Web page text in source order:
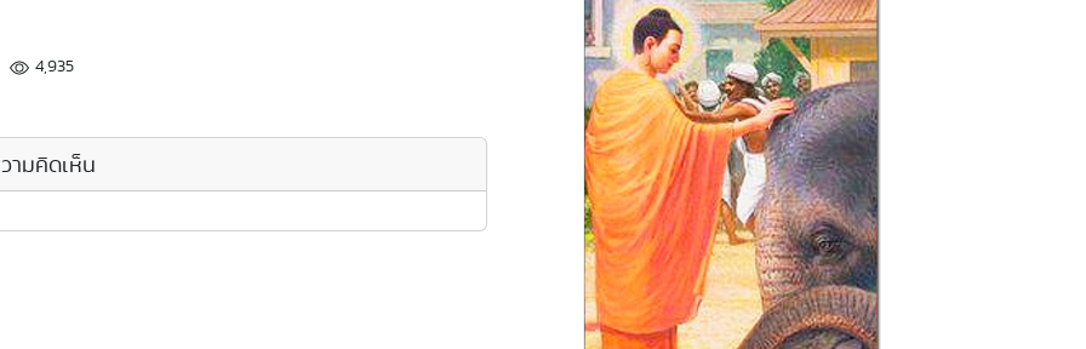
4,935
ามคิดเห็น